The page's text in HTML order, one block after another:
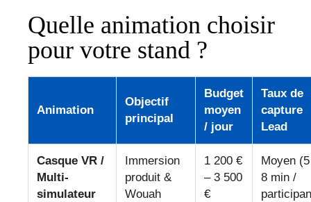
Quelle animation choisir
pour votre stand ?
Animation
Objectif
principal
Budget
moyen
/ jour
Taux de
capture
Lead
Casque VR /
Multi-
simulateur
Immersion
produit &
Wouah
1 200 €
– 3 500
€
Moyen
8 min /